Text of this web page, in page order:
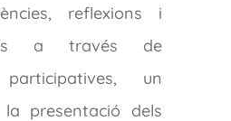
reflexions i
a través de
participatives, un
presentació dels